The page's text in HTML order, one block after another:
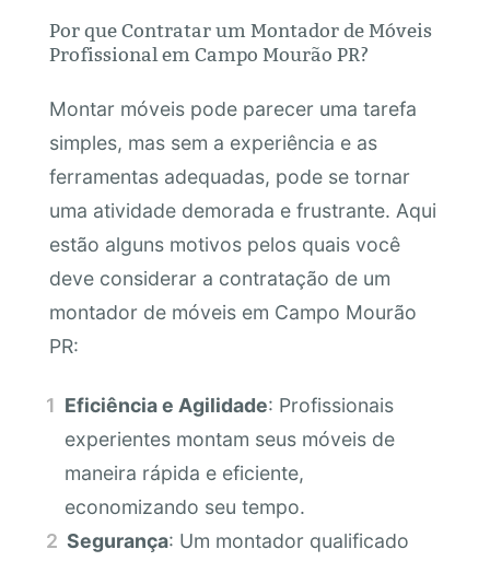
Por que Contratar um Montador de Móveis
Profissional em Campo Mourão PR?
Montar móveis pode parecer uma tarefa
simples, mas sem a experiência e as
ferramentas adequadas, pode se tornar
uma atividade demorada e frustrante. Aqui
estão alguns motivos pelos quais você
deve considerar a contratação de um
montador de móveis em Campo Mourão
PR:
Eficiência e Agilidade: Profissionais
experientes montam seus móveis de
maneira rápida e eficiente,
economizando seu tempo.
Segurança: Um montador qualificado